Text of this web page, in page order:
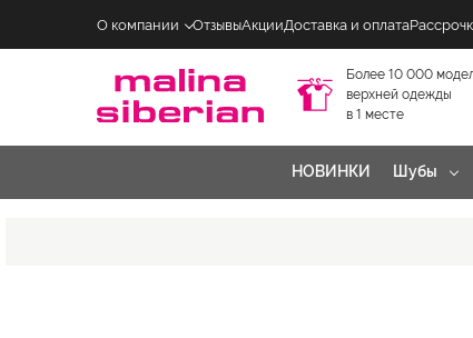
О компании ОтзывыАкцииДоставка и оплата
Более 10 000
верхней одежды
в 1 месте
НОВИНКИ Шубы